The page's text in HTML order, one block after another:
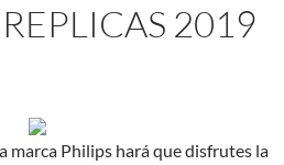
2019
marca Philips hará que disfrutes la